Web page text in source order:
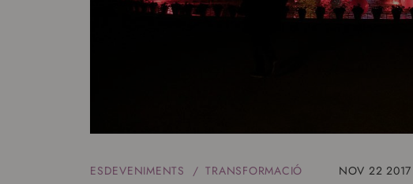
ESDEVENIMENTS TRANSFORMACIÓ NOV 22 2017